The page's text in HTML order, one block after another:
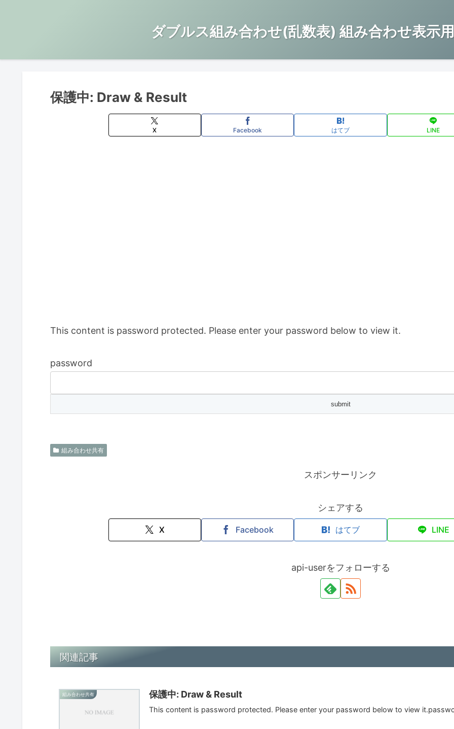
ダブルス組み合わせ(乱数表) 組み合わせ表示
保護中: Draw & Result
X Facebook はてブ LINE
This content is password protected. Please enter your password below to view it.
password
組み合わせ共有
スポンサーリンク
シェアする
X Facebook はてブ LINE
api-userをフォローする
関連記事
組み合わせ共有 保護中: Draw & Result
This content is password protected. Please enter your password below to view